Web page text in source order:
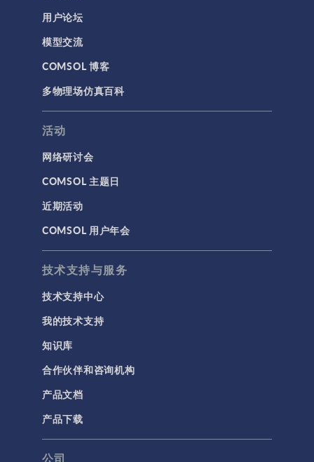
用户论坛
模型交流
COMSOL 博客
多物理场仿真百科
活动
网络研讨会
COMSOL 主题日
近期活动
COMSOL 用户年会
技术支持与服务
技术支持中心
我的技术支持
知识库
合作伙伴和咨询机构
产品文档
产品下载
公司